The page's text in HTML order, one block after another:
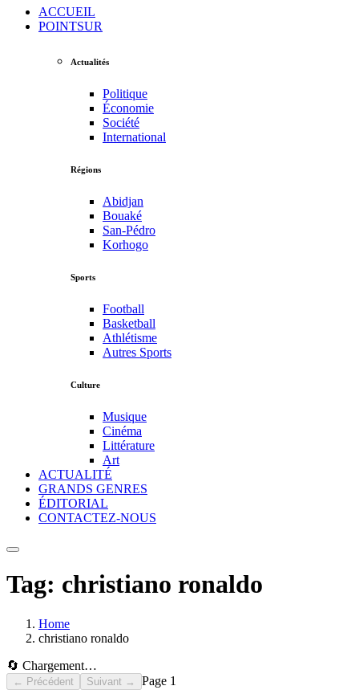
ACCUEIL
POINTSUR
Actualités
Politique
Économie
Société
International
Régions
Abidjan
Bouaké
San-Pédro
Korhogo
Sports
Football
Basketball
Athlétisme
Autres Sports
Culture
Musique
Cinéma
Littérature
Art
ACTUALITÉ
GRANDS GENRES
ÉDITORIAL
CONTACTEZ-NOUS
Tag: christiano ronaldo
Home
christiano ronaldo
🔄 Chargement…
← Précédent Suivant → Page 1